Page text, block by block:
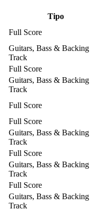
Tipo
Full Score
Guitars, Bass & Backing
Track
Full Score
Guitars, Bass & Backing
Track
Full Score
Full Score
Guitars, Bass & Backing
Track
Full Score
Guitars, Bass & Backing
Track
Full Score
Guitars, Bass & Backing
Track